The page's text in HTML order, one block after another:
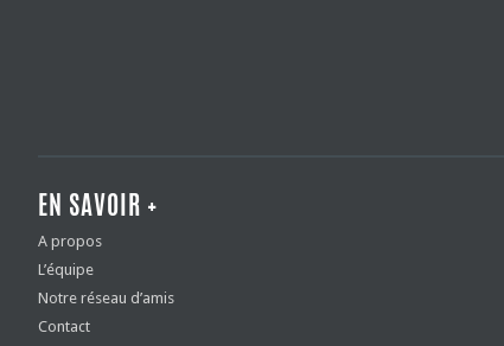
EN SAVOIR +
A propos
L’équipe
Notre réseau d’amis
Contact